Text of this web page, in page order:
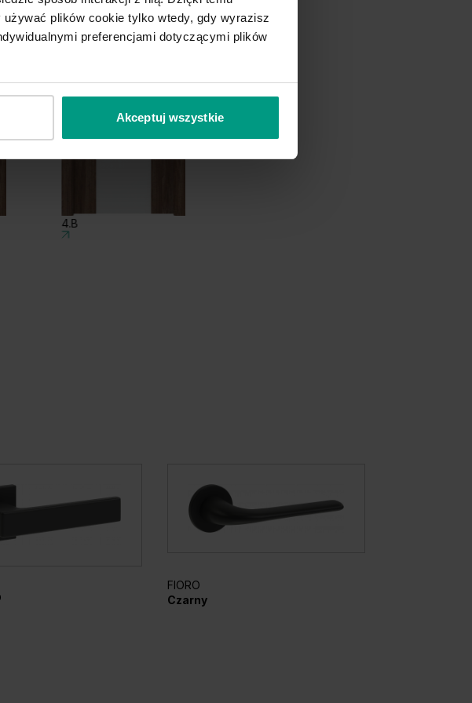
używać plików cookie tylko wtedy, gdy wyrazisz
preferencjami dotyczącymi plików
Akceptuj wszystkie
Bookmatch Dąb Vicenza Dąb Vicenza Szary
4.B
FIORO
Czarny